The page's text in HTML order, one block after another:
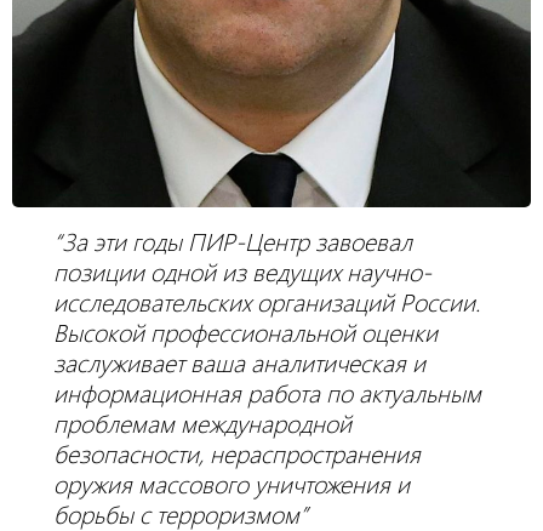
“За эти годы ПИР-Центр завоевал
позиции одной из ведущих научно-
исследовательских организаций России.
Высокой профессиональной оценки
заслуживает ваша аналитическая и
информационная работа по актуальным
проблемам международной
безопасности, нераспространения
оружия массового уничтожения и
борьбы с терроризмом”